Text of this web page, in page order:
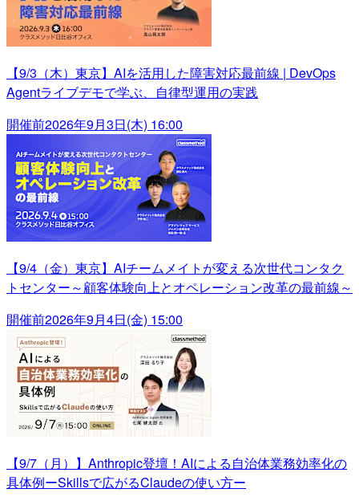
【9/3（木）東京】AIを活用した障害対応最前線 | DevOps
Agentライブデモで学ぶ、自律型運用の実践
開催前2026年9月3日(木) 16:00
【9/4（金）東京】AIチームメイトが変える次世代コンタク
トセンター～顧客体験向上とオペレーション改革の最前線～
開催前2026年9月4日(金) 15:00
【9/7（月）】Anthropic登壇！AIによる自治体業務効率化の
具体例ーSkillsで広がるClaudeの使い方ー